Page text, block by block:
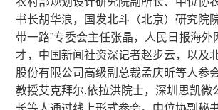
书长胡华浪，国发北斗（北京）研究院
带一路”专委会主任张晶，人民日报海外
才，中国新闻社资深记者赵步云，以及
股份有限公司高级副总裁孟庆昕等人参
教授艾克拜尔.依拉洪院士，深圳思凯微